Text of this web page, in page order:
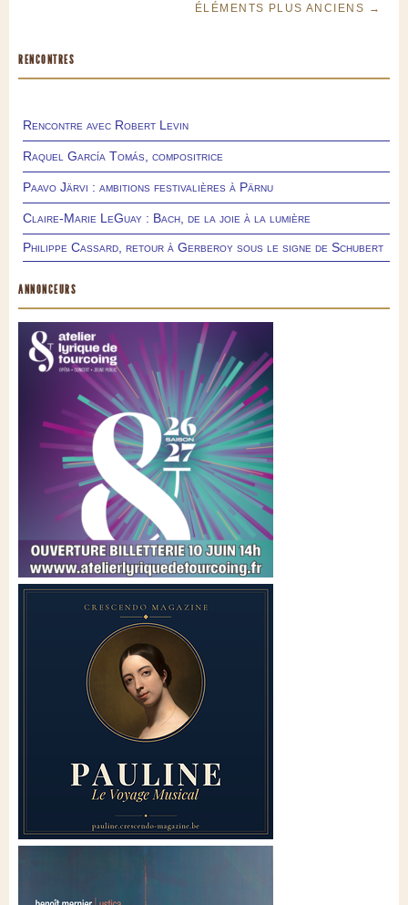
ÉLÉMENTS PLUS ANCIENS →
RENCONTRES
Rencontre avec Robert Levin
Raquel García Tomás, compositrice
Paavo Järvi : ambitions festivalières à Pärnu
Claire-Marie LeGuay : Bach, de la joie à la lumière
Philippe Cassard, retour à Gerberoy sous le signe de Schubert
ANNONCEURS